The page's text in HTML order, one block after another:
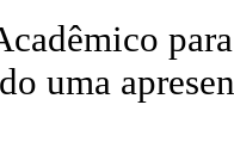
uma